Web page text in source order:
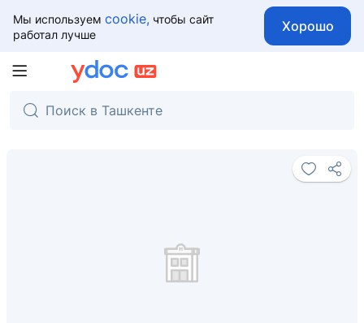
Мы используем cookie, чтобы сайт
работал лучше
Хорошо